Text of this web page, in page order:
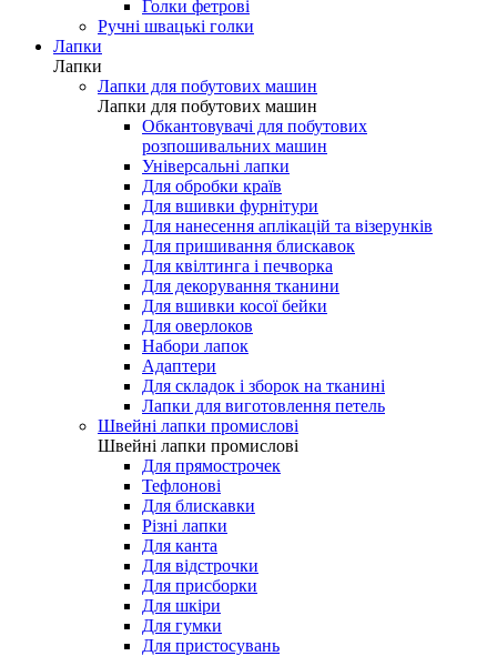
Голки фетрові
Ручні швацькі голки
Лапки
Лапки
Лапки для побутових машин
Лапки для побутових машин
Обкантовувачі для побутових
розпошивальних машин
Універсальні лапки
Для обробки країв
Для вшивки фурнітури
Для нанесення аплікацій та візерунків
Для пришивання блискавок
Для квілтинга і печворка
Для декорування тканини
Для вшивки косої бейки
Для оверлоков
Набори лапок
Адаптери
Для складок і зборок на тканині
Лапки для виготовлення петель
Швейні лапки промислові
Швейні лапки промислові
Для прямострочек
Тефлонові
Для блискавки
Різні лапки
Для канта
Для відстрочки
Для присборки
Для шкіри
Для гумки
Для пристосувань